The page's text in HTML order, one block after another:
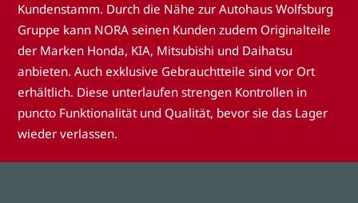
Kundenstamm. Durch die Nähe zur Autohaus Wolfsburg
Gruppe kann NORA seinen Kunden zudem Originalteile
der Marken Honda, KIA, Mitsubishi und Daihatsu
anbieten. Auch exklusive Gebrauchtteile sind vor Ort
erhältlich. Diese unterlaufen strengen Kontrollen in
puncto Funktionalität und Qualität, bevor sie das Lager
wieder verlassen.